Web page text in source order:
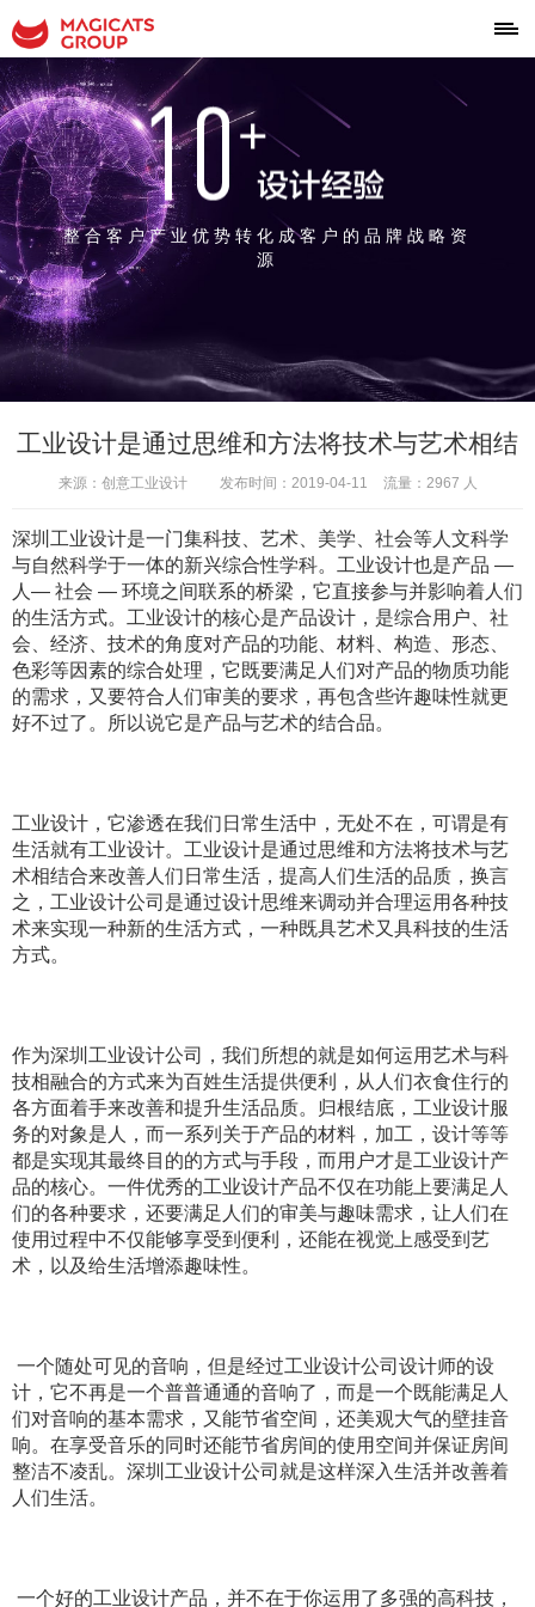
整合客户产业优势转化成客户的品牌战略资
源
工业设计是通过思维和方法将技术与艺术相结
来源：创意工业设计 发布时间：2019-04-11 流量：2967 人
深圳工业设计是一门集科技、艺术、美学、社会等人文科学
与自然科学于一体的新兴综合性学科。工业设计也是产品 —
人— 社会 — 环境之间联系的桥梁，它直接参与并影响着人们
的生活方式。工业设计的核心是产品设计，是综合用户、社
会、经济、技术的角度对产品的功能、材料、构造、形态、
色彩等因素的综合处理，它既要满足人们对产品的物质功能
的需求，又要符合人们审美的要求，再包含些许趣味性就更
好不过了。所以说它是产品与艺术的结合品。
工业设计，它渗透在我们日常生活中，无处不在，可谓是有
生活就有工业设计。工业设计是通过思维和方法将技术与艺
术相结合来改善人们日常生活，提高人们生活的品质，换言
之，工业设计公司是通过设计思维来调动并合理运用各种技
术来实现一种新的生活方式，一种既具艺术又具科技的生活
方式。
作为深圳工业设计公司，我们所想的就是如何运用艺术与科
技相融合的方式来为百姓生活提供便利，从人们衣食住行的
各方面着手来改善和提升生活品质。归根结底，工业设计服
务的对象是人，而一系列关于产品的材料，加工，设计等等
都是实现其最终目的的方式与手段，而用户才是工业设计产
品的核心。一件优秀的工业设计产品不仅在功能上要满足人
们的各种要求，还要满足人们的审美与趣味需求，让人们在
使用过程中不仅能够享受到便利，还能在视觉上感受到艺
术，以及给生活增添趣味性。
一个随处可见的音响，但是经过工业设计公司设计师的设
计，它不再是一个普普通通的音响了，而是一个既能满足人
们对音响的基本需求，又能节省空间，还美观大气的壁挂音
响。在享受音乐的同时还能节省房间的使用空间并保证房间
整洁不凌乱。深圳工业设计公司就是这样深入生活并改善着
人们生活。
一个好的工业设计产品，并不在于你运用了多强的高科技，